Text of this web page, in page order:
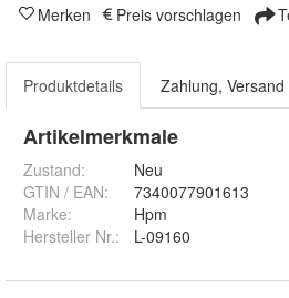
Merken Preis vorschlagen
Produktdetails Zahlung,
Artikelmerkmale
Zustand:
Neu
GTIN / EAN:
7340077901613
Marke:
Hpm
Hersteller Nr.:
L-09160